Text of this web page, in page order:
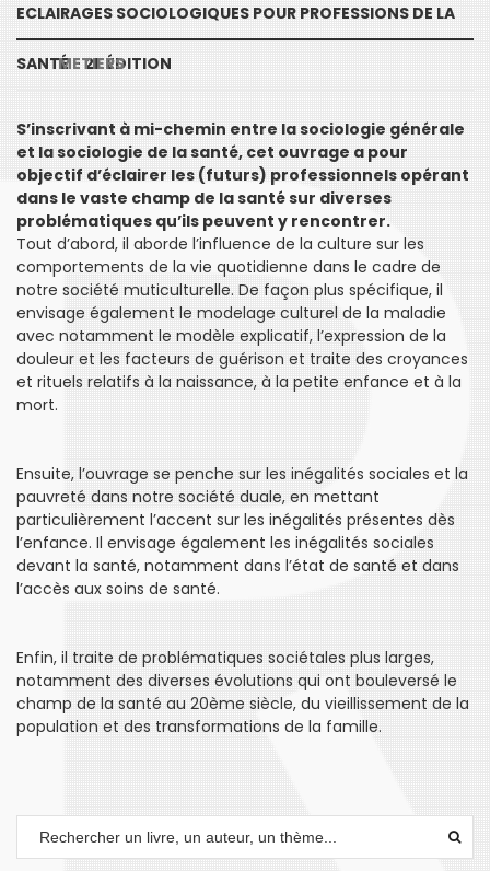
ECLAIRAGES SOCIOLOGIQUES POUR PROFESSIONS DE LA
SANTÉ - 2E ÉDITION
METIERS
S’inscrivant à mi-chemin entre la sociologie générale
et la sociologie de la santé, cet ouvrage a pour
objectif d’éclairer les (futurs) professionnels opérant
dans le vaste champ de la santé sur diverses
problématiques qu’ils peuvent y rencontrer.
Tout d’abord, il aborde l’influence de la culture sur les
comportements de la vie quotidienne dans le cadre de
notre société muticulturelle. De façon plus spécifique, il
envisage également le modelage culturel de la maladie
avec notamment le modèle explicatif, l’expression de la
douleur et les facteurs de guérison et traite des croyances
et rituels relatifs à la naissance, à la petite enfance et à la
mort.
Ensuite, l’ouvrage se penche sur les inégalités sociales et la
pauvreté dans notre société duale, en mettant
particulièrement l’accent sur les inégalités présentes dès
l’enfance. Il envisage également les inégalités sociales
devant la santé, notamment dans l’état de santé et dans
l’accès aux soins de santé.
Enfin, il traite de problématiques sociétales plus larges,
notamment des diverses évolutions qui ont bouleversé le
champ de la santé au 20ème siècle, du vieillissement de la
population et des transformations de la famille.